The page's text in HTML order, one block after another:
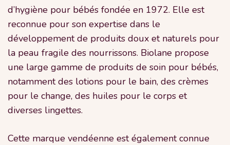
d’hygiène pour bébés fondée en 1972. Elle est
reconnue pour son expertise dans le
développement de produits doux et naturels pour
la peau fragile des nourrissons. Biolane propose
une large gamme de produits de soin pour bébés,
notamment des lotions pour le bain, des crèmes
pour le change, des huiles pour le corps et
diverses lingettes.
Cette marque vendéenne est également connue